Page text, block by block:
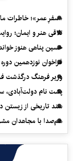
«سفرِ عمر»؛ خاطرات
تلاقی هنر و ایمان؛
حسین پناهی هنوز
فراخوان نوزدهمین
وزیر فرهنگ درگذشت
پشت نام دولت‌آبادی،
سند تاریخی از زیستن
هم‌صدا با مجاهدان